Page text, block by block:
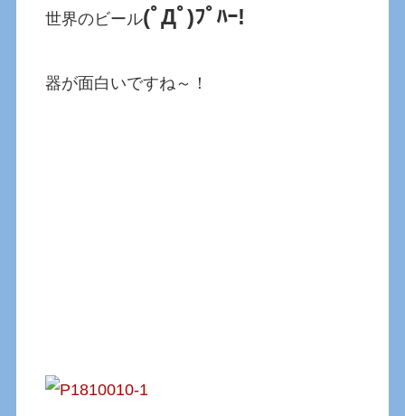
世界のビール(ﾟДﾟ)ﾌﾟﾊｰ!
器が面白いですね～！